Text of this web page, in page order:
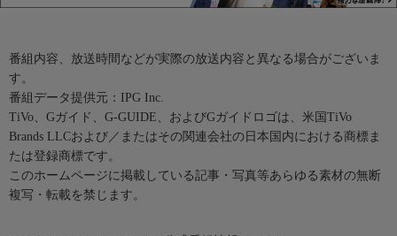
番組内容、放送時間などが実際の放送内容と異なる場合がございま
す。
番組データ提供元：IPG Inc.
TiVo、Gガイド、G-GUIDE、およびGガイドロゴは、米国TiVo
Brands LLCおよび／またはその関連会社の日本国内における商標ま
たは登録商標です。
このホームページに掲載している記事・写真等あらゆる素材の無断
複写・転載を禁じます。